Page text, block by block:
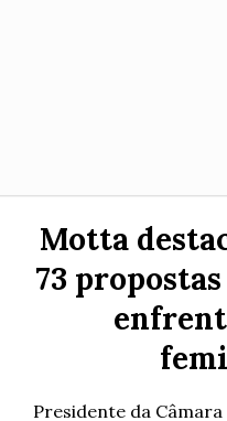
Motta
73
Presidente da